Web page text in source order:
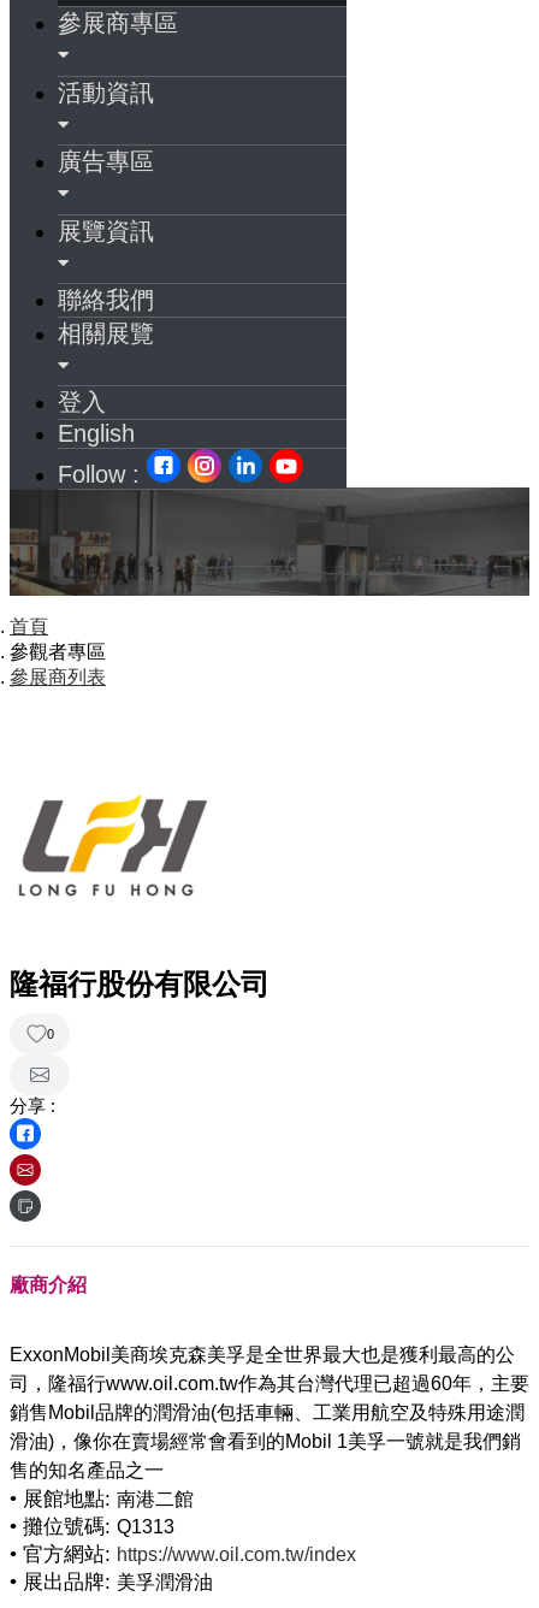
參展商專區
活動資訊
廣告專區
展覽資訊
聯絡我們
相關展覽
登入
English
Follow :
首頁
參觀者專區
參展商列表
隆福行股份有限公司
0
分享 :
廠商介紹
ExxonMobil美商埃克森美孚是全世界最大也是獲利最高的公
司，隆福行www.oil.com.tw作為其台灣代理已超過60年，主要
銷售Mobil品牌的潤滑油(包括車輛、工業用航空及特殊用途潤
滑油)，像你在賣場經常會看到的Mobil 1美孚一號就是我們銷
• 展館地點: 南港二館
• 攤位號碼: Q1313
• 官方網站: https://www.oil.com.tw/index
• 展出品牌: 美孚潤滑油